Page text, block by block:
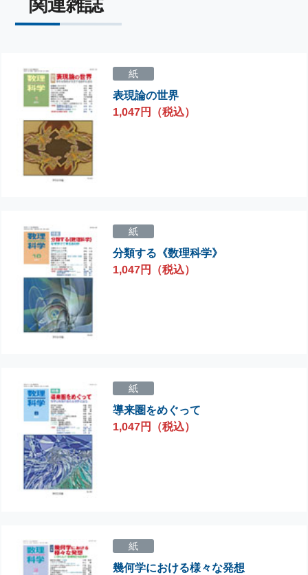
紙
表現論の世界
1,047円（税込）
紙
分類する《数理科学》
1,047円（税込）
紙
導来圏をめぐって
1,047円（税込）
紙
幾何学における様々な発想